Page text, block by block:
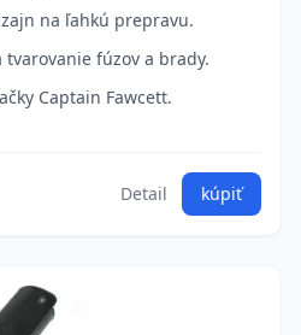
na ľahkú prepravu.
fúzov a brady.
Captain Fawcett.
Detail kúpiť